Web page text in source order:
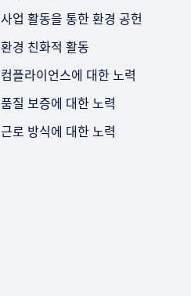
사업 활동을 통한 환경 공헌
환경 친화적 활동
컴플라이언스에 대한 노력
품질 보증에 대한 노력
근로 방식에 대한 노력